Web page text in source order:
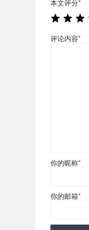
本文评分*
评论内容*
你的昵称*
你的邮箱*